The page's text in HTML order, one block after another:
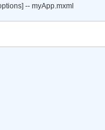
-- myApp.mxml